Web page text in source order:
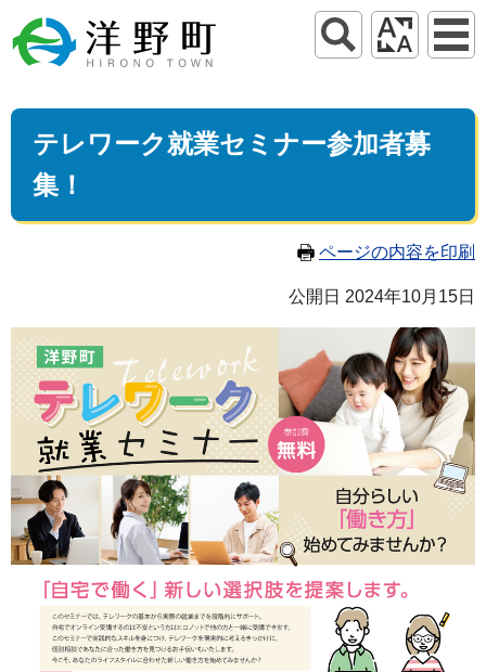
テレワーク就業セミナー参加者募
集！
ページの内容を印刷
公開日 2024年10月15日